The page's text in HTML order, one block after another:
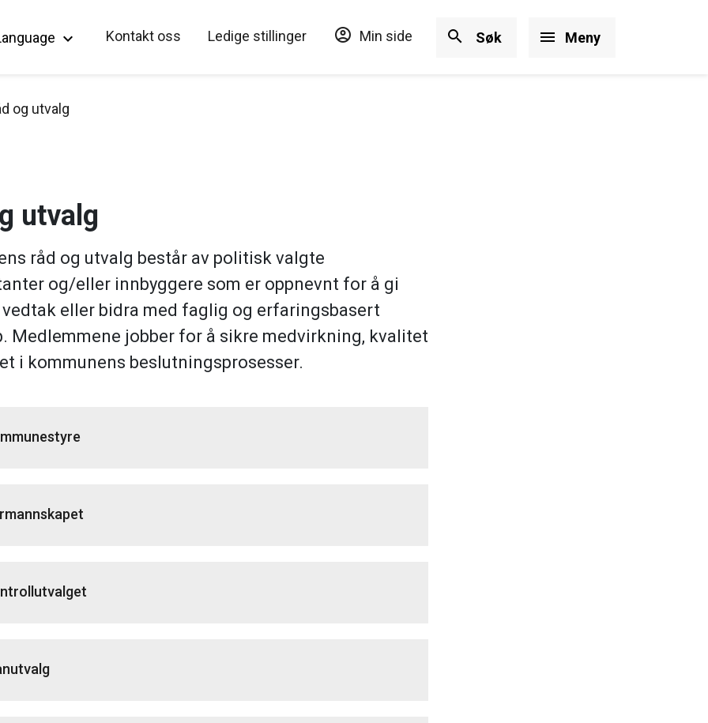
Hopp til hovedinnholdet
keyboard_arrow_down Kontakt oss Ledige stillinger account_circle Min side search Søk menu Meny
og utvalg
utvalg
råd og utvalg består av politisk valgte
og/eller innbyggere som er oppnevnt for å gi
eller bidra med faglig og erfaringsbasert
Medlemmene jobber for å sikre medvirkning, kvalitet
i kommunens beslutningsprosesser.